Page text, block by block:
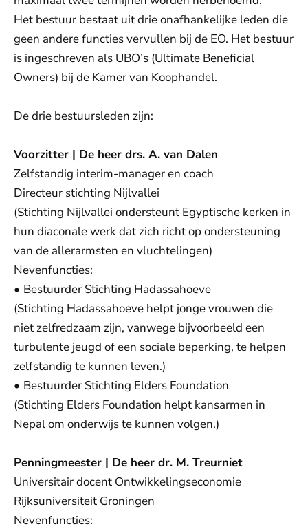
Het bestuur bestaat uit drie onafhankelijke leden die
geen andere functies vervullen bij de EO. Het bestuur
is ingeschreven als UBO’s (Ultimate Beneficial
Owners) bij de Kamer van Koophandel.
De drie bestuursleden zijn:
Voorzitter | De heer drs. A. van Dalen
Zelfstandig interim-manager en coach
Directeur stichting Nijlvallei
(Stichting Nijlvallei ondersteunt Egyptische kerken in
hun diaconale werk dat zich richt op ondersteuning
van de allerarmsten en vluchtelingen)
Nevenfuncties:
• Bestuurder Stichting Hadassahoeve
(Stichting Hadassahoeve helpt jonge vrouwen die
niet zelfredzaam zijn, vanwege bijvoorbeeld een
turbulente jeugd of een sociale beperking, te helpen
zelfstandig te kunnen leven.)
• Bestuurder Stichting Elders Foundation
(Stichting Elders Foundation helpt kansarmen in
Nepal om onderwijs te kunnen volgen.)
Penningmeester | De heer dr. M. Treurniet
Universitair docent Ontwikkelingseconomie
Rijksuniversiteit Groningen
Nevenfuncties: